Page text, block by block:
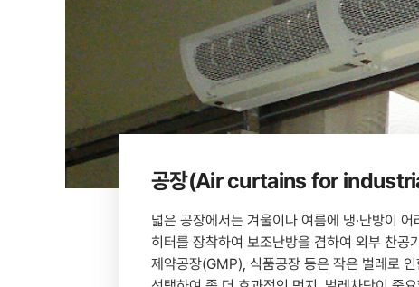
공장(Air curtains for
넓은 공장에서는 겨울이나 여름에 냉·난방이
히터를 장착하여 보조난방을 겸하여 외부 찬
제약공장(GMP), 식품공장 등은 작은 벌레로